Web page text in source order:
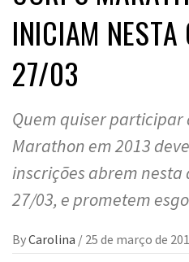
INICIAM NESTA
27/03
Quem quiser participar
Marathon em 2013
inscrições abrem
27/03, e prometem
ByCarolina / 25 de março de